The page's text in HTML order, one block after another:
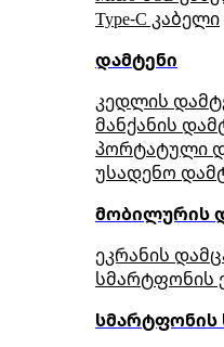
Type-C კაბელი
დამტენი
კედლის
მანქანის
პორტატული
უსადენო
მობილურის
ეკრანის
სმარტფონის
სმარტფონის